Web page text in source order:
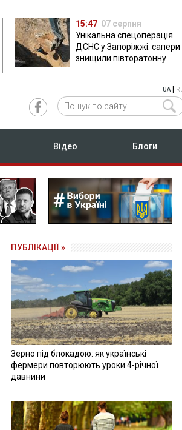
15:47 07 серпня
Унікальна спецоперація
ДСНС у Запоріжжі: сапери
знищили півторатонну
UA| RU
Відео Блоги
ПУБЛІКАЦІЇ »
Зерно під блокадою: як українські
фермери повторюють уроки 4-річної
давнини